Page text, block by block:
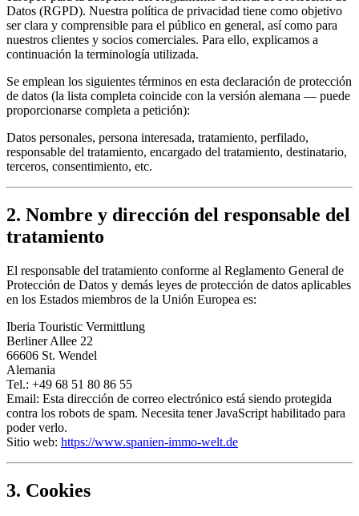
Datos (RGPD). Nuestra política de privacidad tiene como objetivo
ser clara y comprensible para el público en general, así como para
nuestros clientes y socios comerciales. Para ello, explicamos a
continuación la terminología utilizada.
Se emplean los siguientes términos en esta declaración de protección
de datos (la lista completa coincide con la versión alemana — puede
proporcionarse completa a petición):
Datos personales, persona interesada, tratamiento, perfilado,
responsable del tratamiento, encargado del tratamiento, destinatario,
terceros, consentimiento, etc.
2. Nombre y dirección del responsable del
tratamiento
El responsable del tratamiento conforme al Reglamento General de
Protección de Datos y demás leyes de protección de datos aplicables
en los Estados miembros de la Unión Europea es:
Iberia Touristic Vermittlung
Berliner Allee 22
66606 St. Wendel
Alemania
Tel.: +49 68 51 80 86 55
Email: Esta dirección de correo electrónico está siendo protegida
contra los robots de spam. Necesita tener JavaScript habilitado para
poder verlo.
Sitio web: https://www.spanien-immo-welt.de
3. Cookies